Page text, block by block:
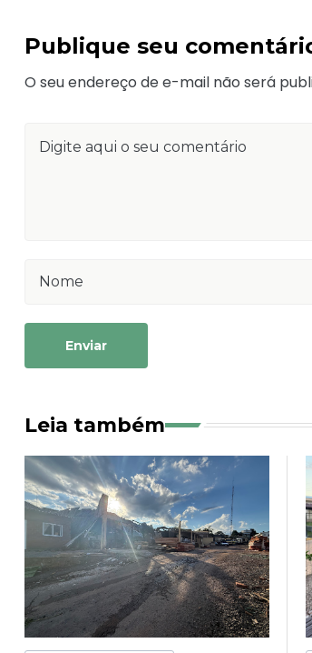
Publique seu
O seu endereço de e-mail não será
Enviar
Leia também